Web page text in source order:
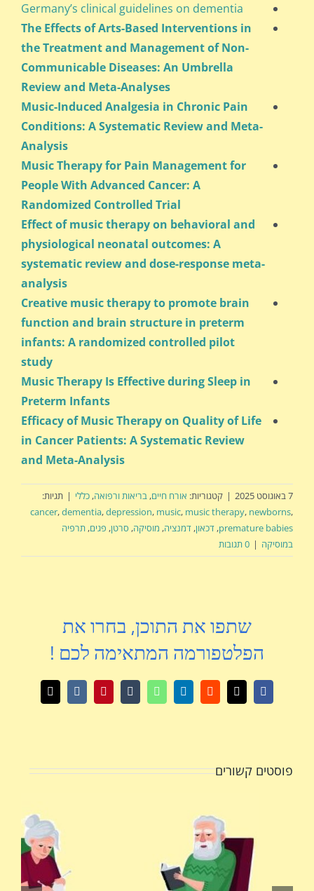
Germany’s clinical guidelines on dementia
The Effects of Arts-Based Interventions in
the Treatment and Management of Non-
Communicable Diseases: An Umbrella
Review and Meta-Analyses
Music-Induced Analgesia in Chronic Pain
Conditions: A Systematic Review and Meta-
Analysis
Music Therapy for Pain Management for
People With Advanced Cancer: A
Randomized Controlled Trial
Effect of music therapy on behavioral and
physiological neonatal outcomes: A
systematic review and dose-response meta-
analysis
Creative music therapy to promote brain
function and brain structure in preterm
infants: A randomized controlled pilot
study
Music Therapy Is Effective during Sleep in
Preterm Infants
Efficacy of Music Therapy on Quality of Life
in Cancer Patients: A Systematic Review
and Meta-Analysis
7 באוגוסט 2025 | קטגוריות: אורח חיים, בריאות ורפואה, כללי | תגיות:
cancer,dementia,depression, music, music therapy, newborns,
premature babies
, דכאון, דמנציה, מוסיקה, סרטן, פגים, תרפיה
במוסיקה | 0 תגובות
שתפו את התוכן, בחרו את
הפלטפורמה המתאימה לכם !
Facebook
X
Reddit
LinkedIn
WhatsApp
Tumblr
Pinterest
Vk
כתובת
דואר
פוסטים קשורים